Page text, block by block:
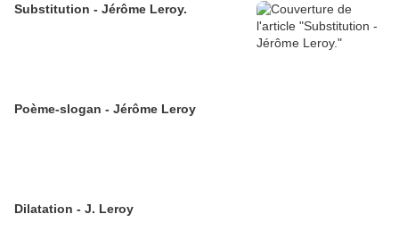
Substitution - Jérôme Leroy.
Poème-slogan - Jérôme Leroy
Dilatation - J. Leroy